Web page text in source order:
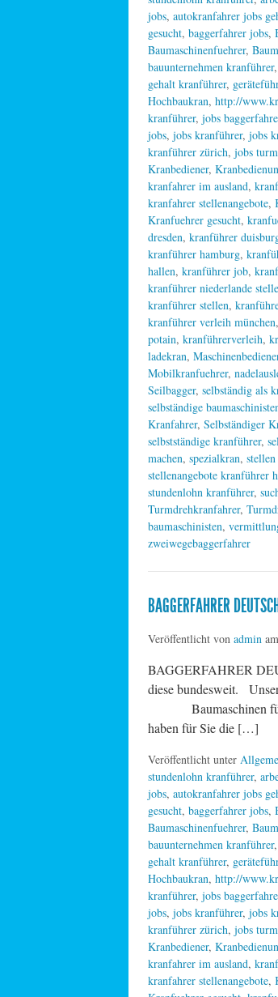
jobs, autokranfahrer jobs
gesucht, baggerfahrer jobs,
Baumaschinenfuehrer,
bauunternehmen kranführer,
gehalt kranführer,
Hochbaukran, http://
kranführer, jobs
jobs, jobs kranführer, jobs
kranführer zürich, jobs
Kranbediener,
kranfahrer im ausland,
kranfahrer stellenangebote,
Kranfuehrer gesucht,
dresden, kranführer
kranführer hamburg,
hallen, kranführer job,
kranführer niederlande
kranführer stellen,
kranführer verleih münchen,
potain, kranführerverleih,
ladekran,
Mobilkranfuehrer,
Seilbagger, selbständig als
selbständige
Kranfahrer, Selbständiger
selbstständige kranführer,
machen, spezialkran,
stellenangebote kranführer
stundenlohn kranführer,
Turmdrehkranfahrer,
baumaschinisten,
zweiwegebaggerfahrer
BAGGERFAHRER
Veröffentlicht von admin am
BAGGERFAHRER
diese bundesweit.
Baumaschinen für
haben für Sie die […]
Veröffentlicht unter
stundenlohn kranführer,
jobs, autokranfahrer jobs
gesucht, baggerfahrer jobs,
Baumaschinenfuehrer,
bauunternehmen kranführer,
gehalt kranführer,
Hochbaukran, http://
kranführer, jobs
jobs, jobs kranführer, jobs
kranführer zürich, jobs
Kranbediener,
kranfahrer im ausland,
kranfahrer stellenangebote,